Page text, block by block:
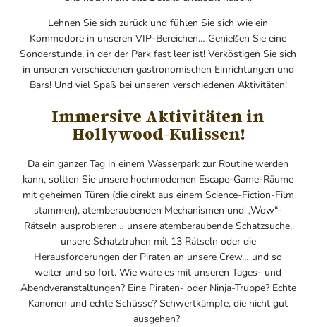
Lehnen Sie sich zurück und fühlen Sie sich wie ein
Kommodore in unseren VIP-Bereichen… Genießen Sie eine
Sonderstunde, in der der Park fast leer ist! Verköstigen Sie sich
in unseren verschiedenen gastronomischen Einrichtungen und
Bars! Und viel Spaß bei unseren verschiedenen Aktivitäten!
Immersive Aktivitäten in
Hollywood-Kulissen!
Da ein ganzer Tag in einem Wasserpark zur Routine werden
kann, sollten Sie unsere hochmodernen Escape-Game-Räume
mit geheimen Türen (die direkt aus einem Science-Fiction-Film
stammen), atemberaubenden Mechanismen und „Wow“-
Rätseln ausprobieren… unsere atemberaubende Schatzsuche,
unsere Schatztruhen mit 13 Rätseln oder die
Herausforderungen der Piraten an unsere Crew… und so
weiter und so fort. Wie wäre es mit unseren Tages- und
Abendveranstaltungen? Eine Piraten- oder Ninja-Truppe? Echte
Kanonen und echte Schüsse? Schwertkämpfe, die nicht gut
ausgehen?